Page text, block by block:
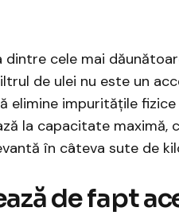
cele mai
de ulei nu este un
elimine impuritățile
la capacitate maximă,
în câteva sute de
de fapt